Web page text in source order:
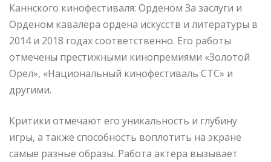
Каннского кинофестиваля: Орденом За заслуги и
Орденом кавалера ордена искусств и литературы в
2014 и 2018 годах соответственно. Его работы
отмечены престижными кинопремиями «Золотой
Орел», «Национальный кинофестиваль СТС» и
другими.
Критики отмечают его уникальность и глубину
игры, а также способность воплотить на экране
самые разные образы. Работа актера вызывает